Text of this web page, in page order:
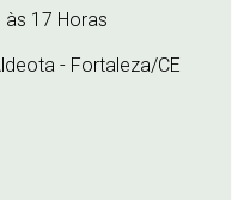
17 Horas
- Fortaleza/CE